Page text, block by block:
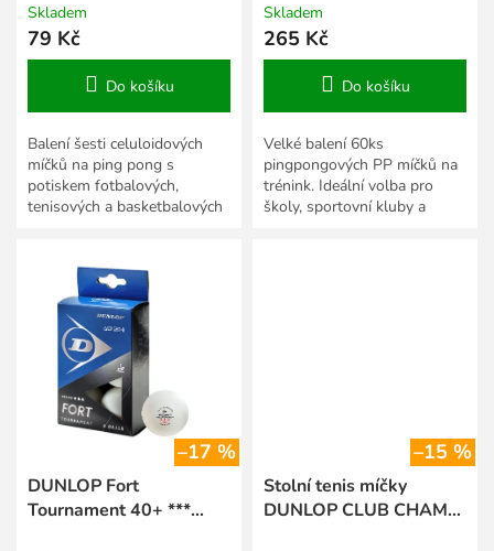
Skladem
79 Kč
Do košíku
Balení šesti celuloidových
míčků na ping pong s
potiskem fotbalových,
tenisových a basketbalových
Skladem
265 Kč
Do košíku
Velké balení 60ks
pingpongových PP míčků na
trénink. Ideální volba pro
školy, sportovní kluby a
–17 %
DUNLOP Fort
Tournament 40+ ***
–15 %
Stolní tenis míčky
DUNLOP CLUB CHAMP